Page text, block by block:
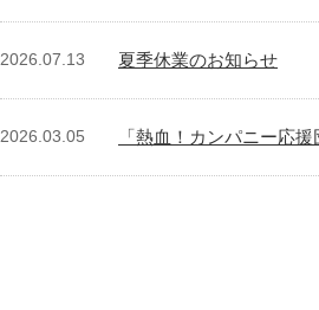
2026.07.13 夏季休業のお知らせ
2026.03.05 「熱血！カンパニー応